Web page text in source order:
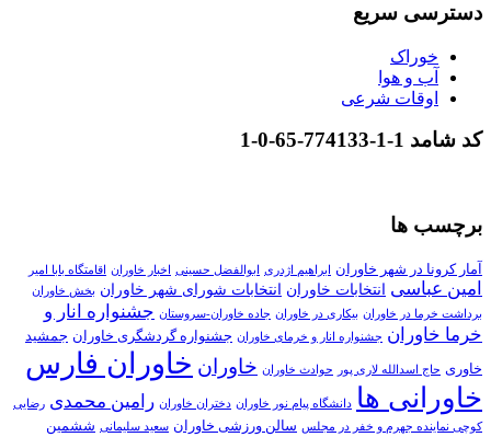
دسترسی سریع
خوراک
آب و هوا
اوقات شرعی
کد شامد 1-1-774133-65-0-1
برچسب ها
آمار کرونا در شهر خاوران ابراهیم اژدری ابوالفضل حسینی اخبار خاوران اقامتگاه بابا امیر
امین عباسی انتخابات خاوران انتخابات شورای شهر خاوران بخش خاوران
برداشت خرما در خاوران بیکاری در خاوران جاده خاوران-سروستان جشنواره انار و
خرما خاوران جشنواره انار و خرمای خاوران جشنواره گردشگری خاوران جمشید
خاوری حاج اسدالله لاری پور حوادث خاوران خاوران خاوران فارس
خاورانی ها دانشگاه پیام نور خاوران دختران خاوران رامین محمدی رضایی
کوچی نماینده جهرم و خفر در مجلس سالن ورزشی خاوران سعید سلیمانی ششمین